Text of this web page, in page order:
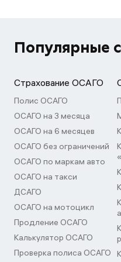
Популярные
Страхование ОСАГО
Полис ОСАГО
ОСАГО на 3 месяца
ОСАГО на 6 месяцев
ОСАГО без ограничений
ОСАГО по маркам авто
ОСАГО на такси
ДСАГО
ОСАГО на мотоцикл
Продление ОСАГО
Калькулятор ОСАГО
Проверка полиса ОСАГО